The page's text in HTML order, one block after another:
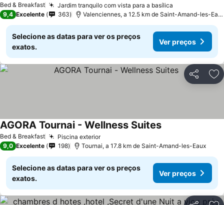
Bed & Breakfast Jardim tranquilo com vista para a basílica
9,4 Excelente 363 Valenciennes, a 12.5 km de Saint-Amand-les-Eaux
Selecione as datas para ver os preços
exatos.
Ver preços
Partilhar
Bed & Breakfast Piscina exterior
AGORA Tournai - Wellness Suites
9,0 Excelente 198 Tournai, a 17.8 km de Saint-Amand-les-Eaux
Selecione as datas para ver os preços
exatos.
Ver preços